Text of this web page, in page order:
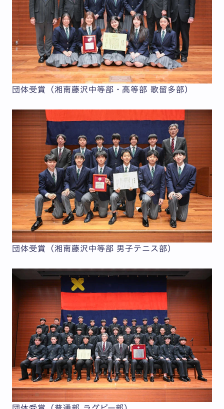
団体受賞（湘南藤沢中等部・高等部 歌留多部）
団体受賞（湘南藤沢中等部 男子テニス部）